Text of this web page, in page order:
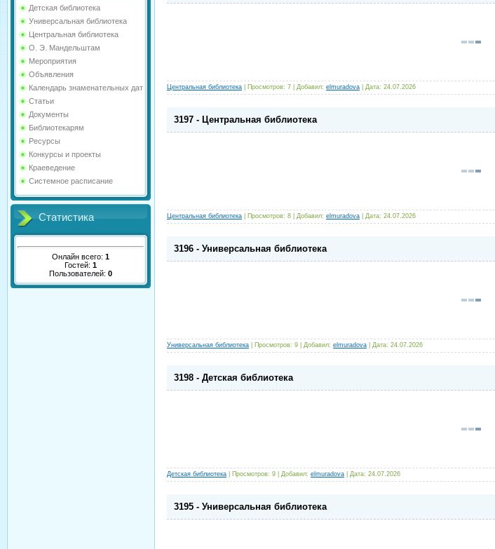
Детская библиотека
Универсальная библиотека
Центральная библиотека
О. Э. Мандельштам
Мероприятия
Объявления
Календарь знаменательных дат
Статьи
Документы
Библиотекарям
Ресурсы
Конкурсы и проекты
Краеведение
Системное расписание
Статистика
Онлайн всего: 1
Гостей: 1
Пользователей: 0
Центральная библиотека Просмотров: 7 Добавил: elmuradova Дата: 24.07.2026
3197 - Центральная библиотека
Центральная библиотека Просмотров: 8 Добавил: elmuradova Дата: 24.07.2026
3196 - Универсальная библиотека
Универсальная библиотека Просмотров: 9 Добавил: elmuradova Дата: 24.07.2026
3198 - Детская библиотека
Детская библиотека Просмотров: 9 Добавил: elmuradova Дата: 24.07.2026
3195 - Универсальная библиотека